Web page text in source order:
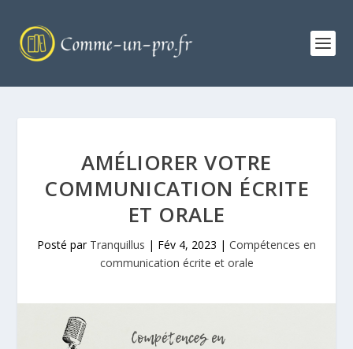
AMÉLIORER VOTRE
COMMUNICATION ÉCRITE
ET ORALE
Posté par Tranquillus | Fév 4, 2023 | Compétences en
communication écrite et orale